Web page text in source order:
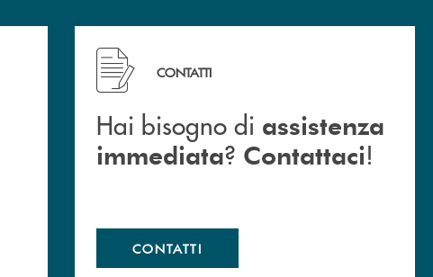
BCC Barlassina.Hai bisogno di assistenza immediata ? Contattaci !
CONTATTI
Hai bisogno di assistenza
immediata? Contattaci!
CONTATTI